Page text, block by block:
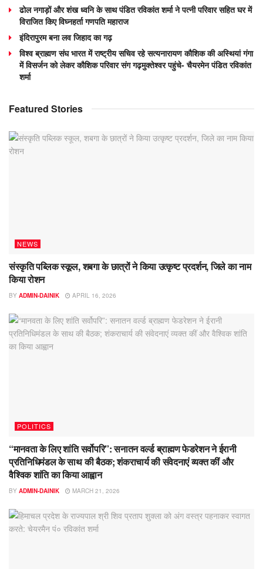
ढोल नगाड़ों और शंख ध्वनि के साथ पंडित रविकांत शर्मा ने पत्नी परिवार सहित घर में
विराजित किए विघ्नहर्ता गणपति महाराज
इंदिरापुरम बना लव जिहाद का गढ़
विश्व ब्राह्मण संघ भारत में राष्ट्रीय सचिव रहे सत्यनारायण कौशिक की अस्थियां गंगा
में विसर्जन को लेकर कौशिक परिवार संग गढ़मुक्तेश्वर पहुंचे- चैयरमेन पंडित रविकांत
शर्मा
Featured Stories
NEWS
संस्कृति पब्लिक स्कूल, शबगा के छात्रों ने किया उत्कृष्ट प्रदर्शन, जिले का नाम
किया रोशन
BY ADMIN-DAINIK APRIL 16, 2026
POLITICS
“मानवता के लिए शांति सर्वोपरि”: सनातन वर्ल्ड ब्राह्मण फेडरेशन ने ईरानी
प्रतिनिधिमंडल के साथ की बैठक; शंकराचार्य की संवेदनाएं व्यक्त कीं और
वैश्विक शांति का किया आह्वान
BY ADMIN-DAINIK MARCH 21, 2026